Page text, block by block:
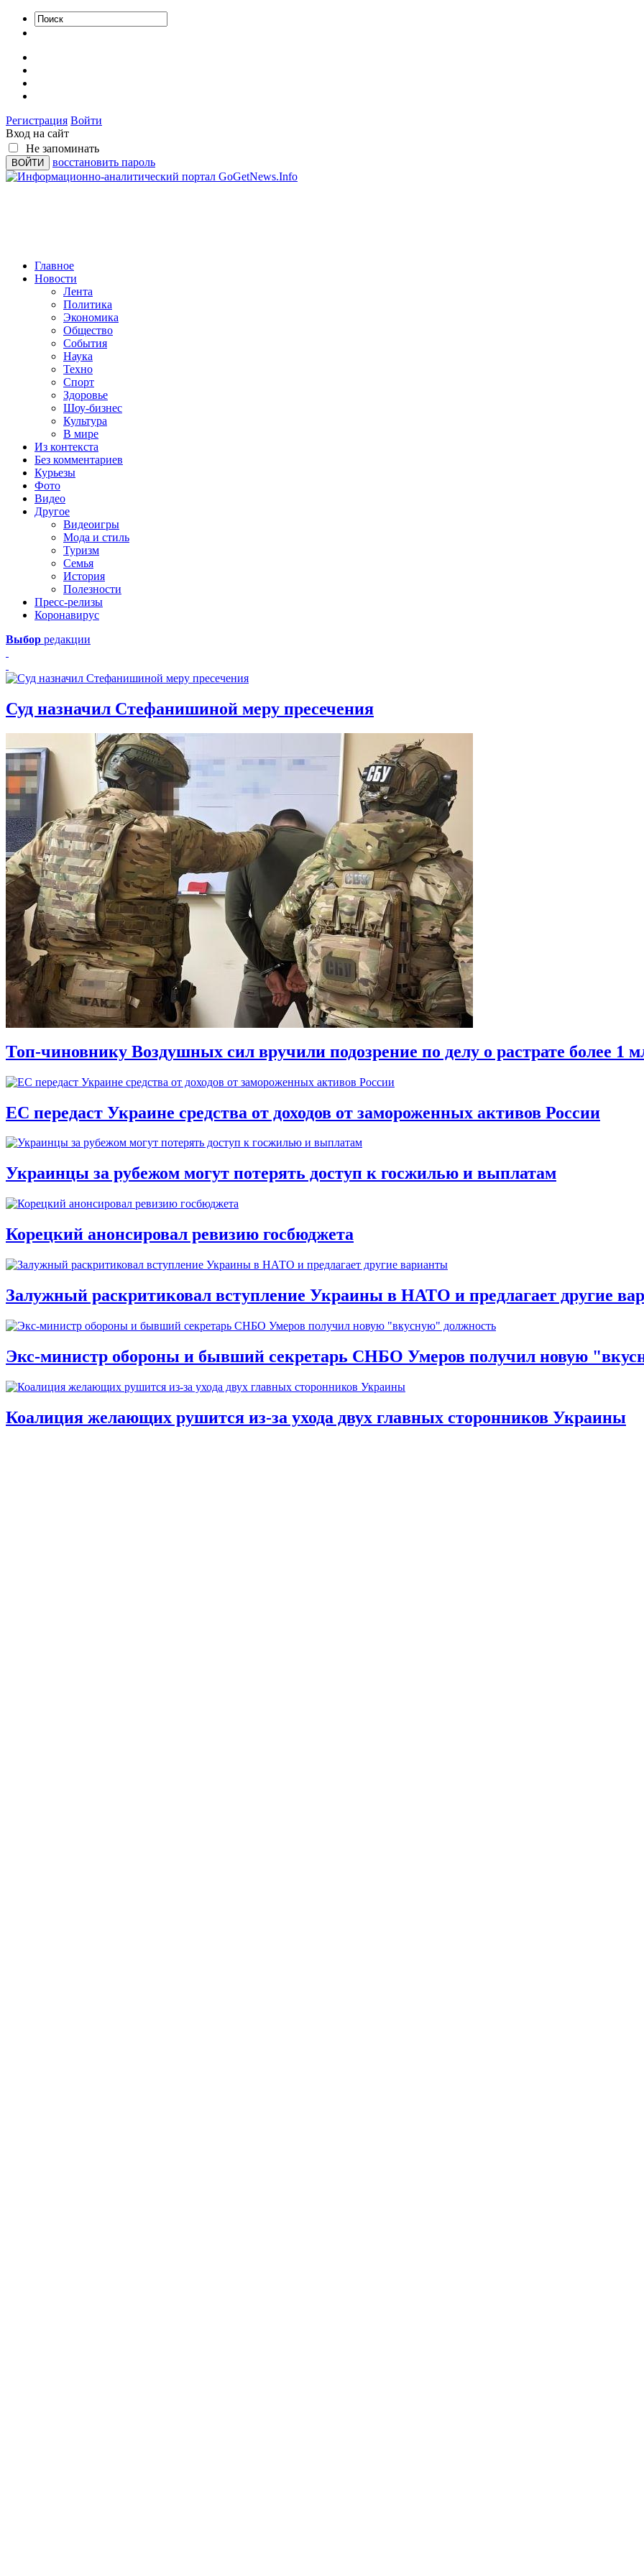
Регистрация Войти
Вход на сайт
Не запоминать
восстановить пароль
Главное
Новости
Лента
Политика
Экономика
Общество
События
Наука
Техно
Спорт
Здоровье
Шоу-бизнес
Культура
В мире
Из контекста
Без комментариев
Курьезы
Фото
Видео
Другое
Видеоигры
Мода и стиль
Туризм
Семья
История
Полезности
Пресс-релизы
Коронавирус
Выбор редакции
Суд назначил Стефанишиной меру пресечения
Топ-чиновнику Воздушных сил вручили подозрение по делу о растрате более 1
ЕС передаст Украине средства от доходов от замороженных активов России
Украинцы за рубежом могут потерять доступ к госжилью и выплатам
Корецкий анонсировал ревизию госбюджета
Залужный раскритиковал вступление Украины в НАТО и предлагает другие
Экс-министр обороны и бывший секретарь СНБО Умеров получил новую
Коалиция желающих рушится из-за ухода двух главных сторонников Украины